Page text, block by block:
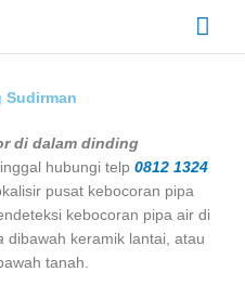
Sudirman
di dalam dinding
hubungi telp 0812 1324
pusat kebocoran pipa
kebocoran pipa air di
dibawah keramik lantai, atau
tanah.